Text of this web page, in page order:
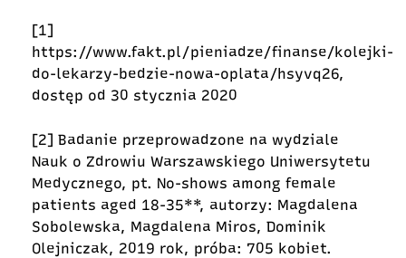
[1]
https://www.fakt.pl/pieniadze/finanse/kolejki-
do-lekarzy-bedzie-nowa-oplata/hsyvq26,
dostęp od 30 stycznia 2020
[2] Badanie przeprowadzone na wydziale
Nauk o Zdrowiu Warszawskiego Uniwersytetu
Medycznego, pt. No-shows among female
patients aged 18-35**, autorzy: Magdalena
Sobolewska, Magdalena Miros, Dominik
Olejniczak, 2019 rok, próba: 705 kobiet.